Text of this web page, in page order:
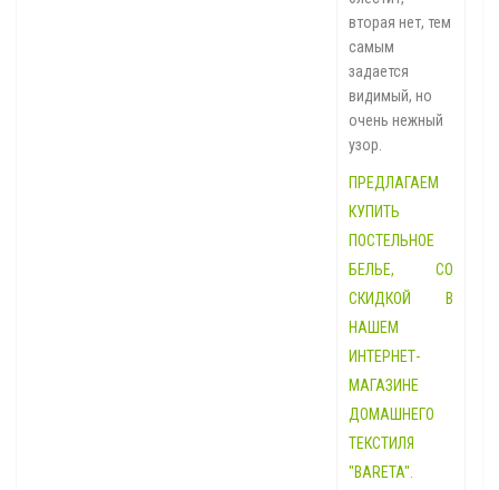
вторая нет, тем
самым
задается
видимый, но
очень нежный
узор.
ПРЕДЛАГАЕМ
КУПИТЬ
ПОСТЕЛЬНОЕ
БЕЛЬЕ, СО
СКИДКОЙ В
НАШЕМ
ИНТЕРНЕТ-
МАГАЗИНЕ
ДОМАШНЕГО
ТЕКСТИЛЯ
"BARETA".